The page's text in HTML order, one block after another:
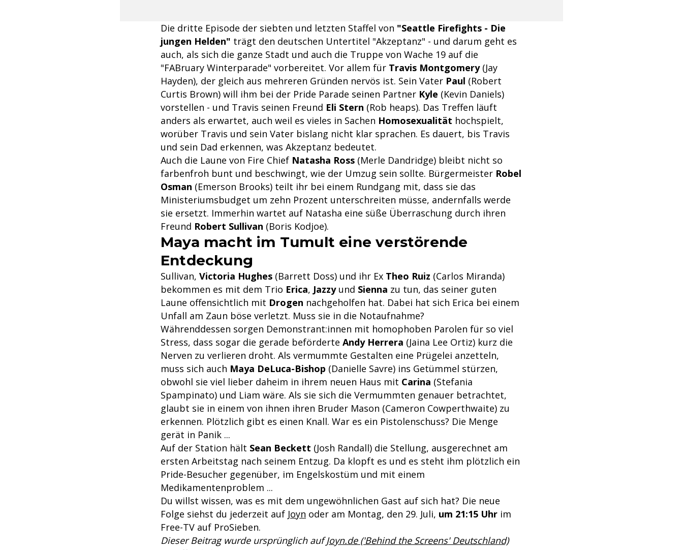
Die dritte Episode der siebten und letzten Staffel von "Seattle Firefights - Die
jungen Helden" trägt den deutschen Untertitel "Akzeptanz" - und darum geht es
auch, als sich die ganze Stadt und auch die Truppe von Wache 19 auf die
"FABruary Winterparade" vorbereitet. Vor allem für Travis Montgomery(Jay
Hayden), der gleich aus mehreren Gründen nervös ist. Sein Vater Paul (Robert
Curtis Brown) will ihm bei der Pride Parade seinen Partner Kyle (Kevin Daniels)
vorstellen - und Travis seinen Freund Eli Stern (Rob heaps). Das Treffen läuft
anders als erwartet, auch weil es vieles in Sachen Homosexualität hochspielt,
worüber Travis und sein Vater bislang nicht klar sprachen. Es dauert, bis Travis
und sein Dad erkennen, was Akzeptanz bedeutet.
Auch die Laune von Fire Chief Natasha Ross (Merle Dandridge) bleibt nicht so
farbenfroh bunt und beschwingt, wie der Umzug sein sollte. Bürgermeister Robel
Osman (Emerson Brooks) teilt ihr bei einem Rundgang mit, dass sie das
Ministeriumsbudget um zehn Prozent unterschreiten müsse, andernfalls werde
sie ersetzt. Immerhin wartet auf Natasha eine süße Überraschung durch ihren
Freund Robert Sullivan (Boris Kodjoe).
Maya macht im Tumult eine verstörende
Entdeckung
Sullivan, Victoria Hughes (Barrett Doss) und ihr Ex Theo Ruiz (Carlos Miranda)
bekommen es mit dem Trio Erica, Jazzyund Sienna zu tun, das seiner guten
Laune offensichtlich mit Drogen nachgeholfen hat. Dabei hat sich Erica bei einem
Unfall am Zaun böse verletzt. Muss sie in die Notaufnahme?
Währenddessen sorgen Demonstrant:innen mit homophoben Parolen für so viel
Stress, dass sogar die gerade beförderte Andy Herrera (Jaina Lee Ortiz) kurz die
Nerven zu verlieren droht. Als vermummte Gestalten eine Prügelei anzetteln,
muss sich auch Maya DeLuca-Bishop (Danielle Savre) ins Getümmel stürzen,
obwohl sie viel lieber daheim in ihrem neuen Haus mit Carina (Stefania
Spampinato) und Liam wäre. Als sie sich die Vermummten genauer betrachtet,
glaubt sie in einem von ihnen ihren Bruder Mason (Cameron Cowperthwaite) zu
erkennen. Plötzlich gibt es einen Knall. War es ein Pistolenschuss? Die Menge
gerät in Panik ...
Auf der Station hält Sean Beckett (Josh Randall) die Stellung, ausgerechnet am
ersten Arbeitstag nach seinem Entzug. Da klopft es und es steht ihm plötzlich ein
Pride-Besucher gegenüber, im Engelskostüm und mit einem
Medikamentenproblem ...
Du willst wissen, was es mit dem ungewöhnlichen Gast auf sich hat? Die neue
Folge siehst du jederzeit auf Joyn oder am Montag, den 29. Juli, um 21:15 Uhr im
Free-TV auf ProSieben.
Dieser Beitrag wurde ursprünglich aufJoyn.de ('Behind the Screens' Deutschland)